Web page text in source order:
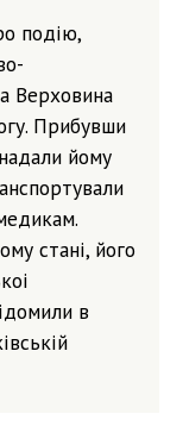
подію,
Верховина
Прибувши
йому
стані, його
в